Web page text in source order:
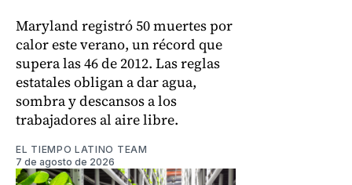
Maryland registró 50 muertes por
calor este verano, un récord que
supera las 46 de 2012. Las reglas
estatales obligan a dar agua,
sombra y descansos a los
trabajadores al aire libre.
EL TIEMPO LATINO TEAM
7 de agosto de 2026